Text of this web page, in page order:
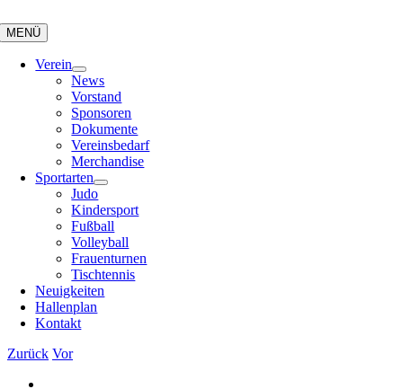
Inhalt
springen
MENÜ
Verein
News
Vorstand
Sponsoren
Dokumente
Vereinsbedarf
Merchandise
Sportarten
Judo
Kindersport
Fußball
Volleyball
Frauenturnen
Tischtennis
Neuigkeiten
Hallenplan
Kontakt
Zurück Vor